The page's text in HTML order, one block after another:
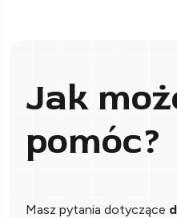
Jak
pomóc?
Masz pytania dotyczące